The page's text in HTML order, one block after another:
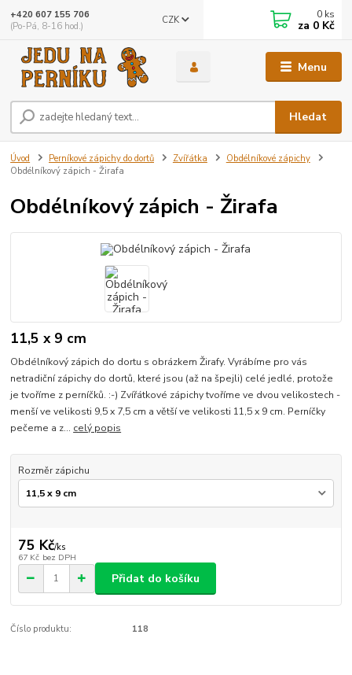
Menu
CZK
Hledat
+420 607 155 706
(Po-Pá, 8-16 hod.)
0 ks
za 0 Kč
Úvod Perníkové zápichy do dortů Zvířátka
Obdélníkové zápichy
Obdélníkový zápich - Žirafa
Obdélníkový zápich - Žirafa
11,5 x 9 cm
Obdélníkový zápich do dortu s obrázkem Žirafy. Vyrábíme pro vás
netradiční zápichy do dortů, které jsou (až na špejli) celé jedlé, protože
je tvoříme z perníčků. :-) Zvířátkové zápichy tvoříme ve dvou velikostech -
menší ve velikosti 9,5 x 7,5 cm a větší ve velikosti 11,5 x 9 cm. Perníčky
pečeme a z... celý popis
Rozměr zápichu
75 Kč/ks
67 Kč bez DPH
Přidat do košíku
Číslo produktu: 118